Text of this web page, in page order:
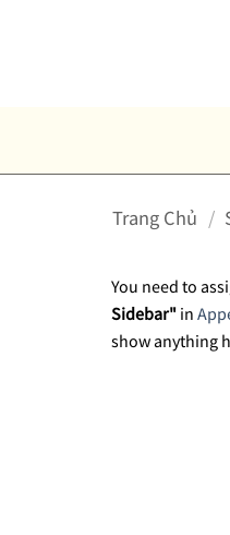
Trang Chủ /
You need to
Sidebar" in
show anything